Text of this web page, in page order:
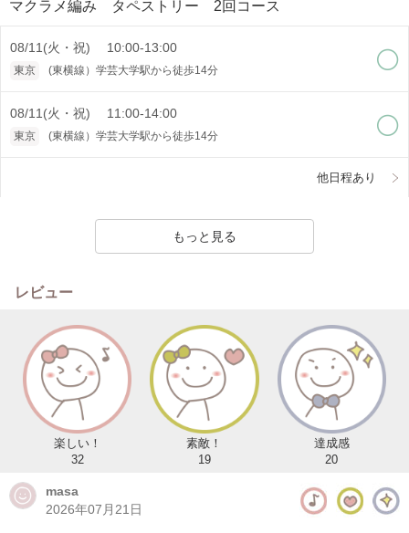
マクラメ編み タペストリー 2回コース
08/11(火・祝) 10:00-13:00
東京 (東横線）学芸大学駅から徒歩14分
08/11(火・祝) 11:00-14:00
東京 (東横線）学芸大学駅から徒歩14分
他日程あり
もっと見る
レビュー
楽しい！
32
素敵！
19
達成感
20
masa
2026年07月21日